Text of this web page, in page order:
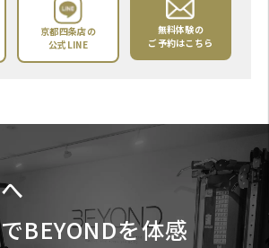
京都四条店の
公式LINE
無料体験の
ご予約はこちら
BEYONDを体感